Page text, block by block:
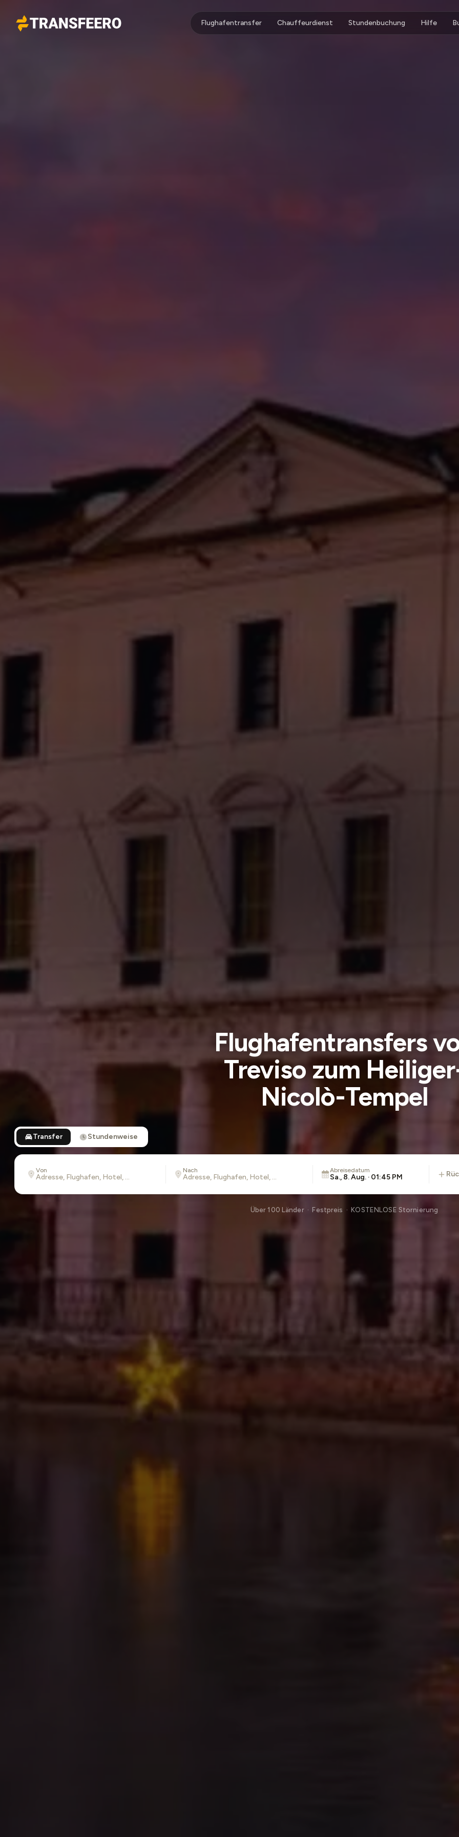
Transfeero
Flughafentransfer Chauffeurdienst Stundenbuchung Hilfe
Flughafentransfers
Treviso zum
Nicolò-Tempel
Transfer Stundenweise
Von Nach Abreisedatum
Sa., 8. Aug. · 01:45 PM
Über 100 Länder · Festpreis · KOSTENLOSE Stornierung